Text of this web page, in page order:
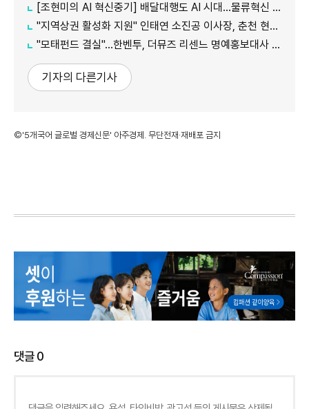
[조현미의 AI 혁신중기] 배달대행도 AI 시대…물류혁신 선도하는 부릉
"지역상권 활성화 지원" 인태연 소진공 이사장, 춘천 현장방문
"모태펀드 결실"…한벤투, 더뮤즈 리센느 명예홍보대사 임명
기자의 다른기사
©'5개국어 글로벌 경제신문' 아주경제. 무단전재·재배포 금지
댓글0